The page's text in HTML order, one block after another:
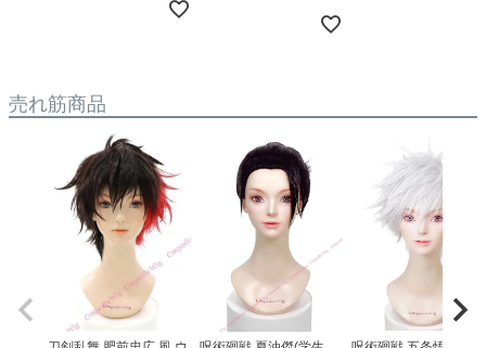
売れ筋商品